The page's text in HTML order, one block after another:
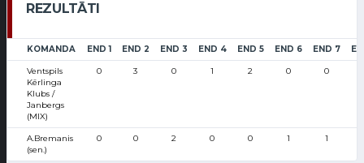
REZULTĀTI
KOMANDA END 1 END 2 END 3 END 4 END 5 END 6 END 7
Ventspils
Kērlinga
Klubs /
Janbergs
(MIX)
0 3 0 1 2 0 0
A.Bremanis
(sen.)
0 0 2 0 0 1 1